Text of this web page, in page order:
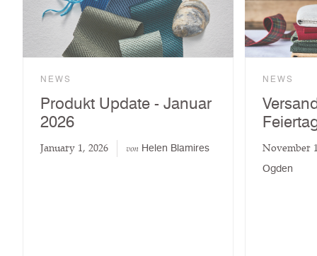
NEWS
Produkt Update - Januar
2026
January 1, 2026 von Helen Blamires
NEWS
November
Ogden